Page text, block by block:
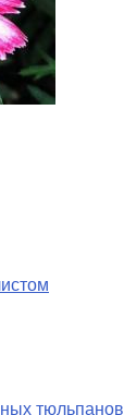
тюльпанов